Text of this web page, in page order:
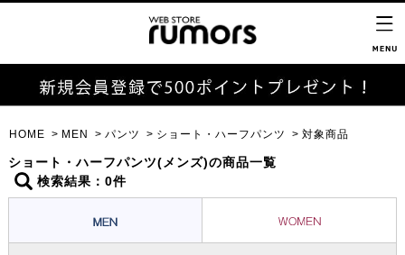
HOME MEN パンツ ショート・ハーフパンツ 対象商品
ショート・ハーフパンツ(メンズ)の商品一覧
検索結果：0件